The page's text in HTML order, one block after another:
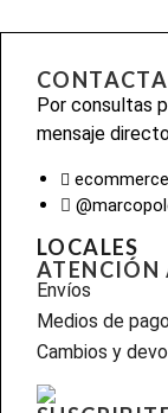
Por consultas
mensaje
LOCALES
ATENCIÓN
Envíos
Medios de pago
Cambios y